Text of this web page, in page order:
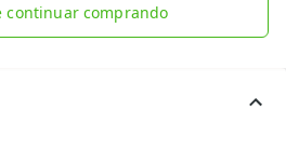
continuar comprando